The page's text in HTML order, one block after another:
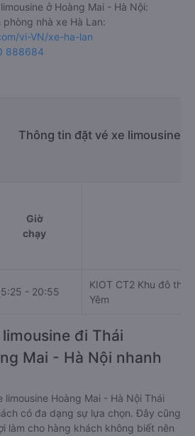
ở Hoàng Mai - Hà Nội:
phòng nhà xe Hà Lan:
vi-VN/xe-ha-lan
888684
Thông tin đặt vé xe limousine
Giờ
chạy
- 20:55
KIOT CT2 Khu đô thị
Yêm
đi Thái
Mai - Hà Nội nhanh
limousine Hoàng Mai - Hà Nội Thái
có đa dạng sự lựa chọn. Đây cũng
làm cho hàng khách không biết nên